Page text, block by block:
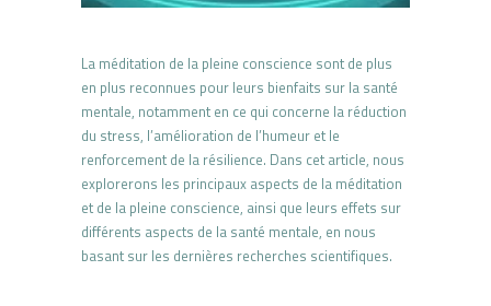
La méditation de la pleine conscience sont de plus
en plus reconnues pour leurs bienfaits sur la santé
mentale, notamment en ce qui concerne la réduction
du stress, l’amélioration de l’humeur et le
renforcement de la résilience. Dans cet article, nous
explorerons les principaux aspects de la méditation
et de la pleine conscience, ainsi que leurs effets sur
différents aspects de la santé mentale, en nous
basant sur les dernières recherches scientifiques.